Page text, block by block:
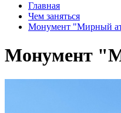
Главная
Чем заняться
Монумент "Мирный
Монумент